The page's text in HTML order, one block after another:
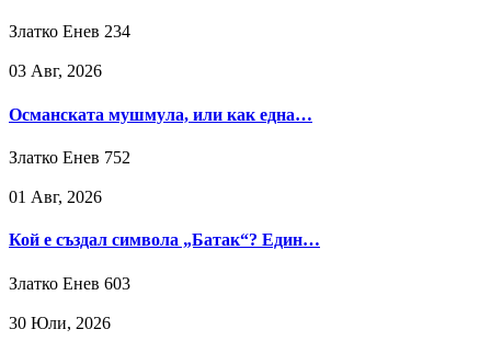
Златко Енев 234
03 Авг, 2026
Османската мушмула, или как една…
Златко Енев 752
01 Авг, 2026
Кой е създал символа „Батак“? Един…
Златко Енев 603
30 Юли, 2026